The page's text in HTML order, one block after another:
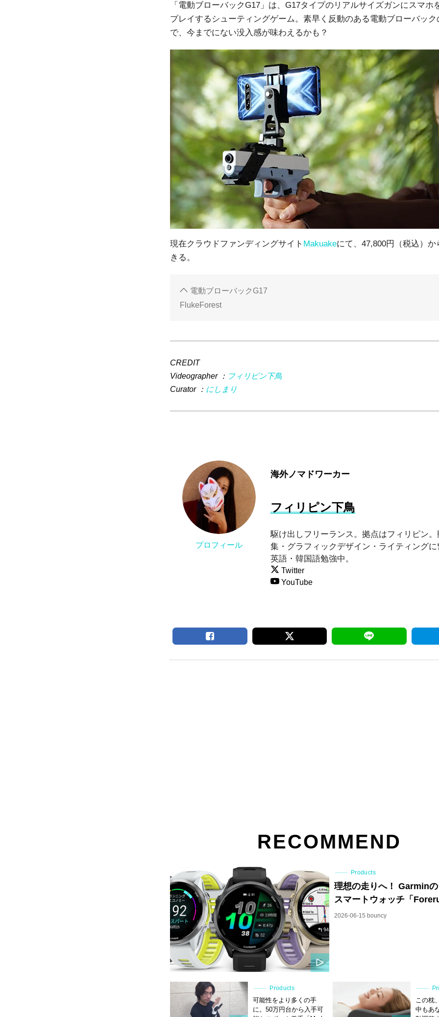
「電動ブローバックG17」は、G17タイプのリアルサイズガンにスマホ
プレイするシューティングゲーム。素早く反動のある電動ブローバッ
で、今までにない没入感が味わえるかも？
現在クラウドファンディングサイト Makuakeにて、47,800円（税込）
きる。
電動ブローバックG17
FlukeForest
CREDIT
Videographer ： フィリピン下鳥
Curator ： にしまり
プロフィール
海外ノマドワーカー
フィリピン下鳥
駆け出しフリーランス。拠点はフィリピン。
集・グラフィックデザイン・ライティングに
英語・韓国語勉強中。
Twitter
YouTube
RECOMMEND
Products
理想の走りへ！ Garmin
スマートウォッチ「
2026-06-15 bouncy
Products
可能性をより多くの手
に。50万円台から入手可
この枕
中もあ